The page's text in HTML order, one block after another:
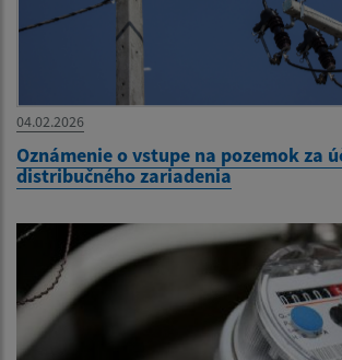
04.02.2026
Oznámenie o vstupe na pozemok za
distribučného zariadenia